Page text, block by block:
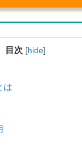
目次 [hide]
は